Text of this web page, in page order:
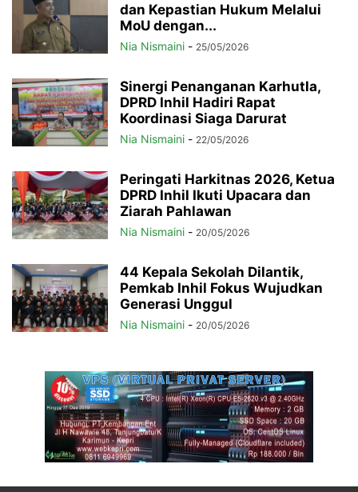
dan Kepastian Hukum Melalui
MoU dengan...
Nia Nismaini - 25/05/2026
Sinergi Penanganan Karhutla,
DPRD Inhil Hadiri Rapat
Koordinasi Siaga Darurat
Nia Nismaini - 22/05/2026
Peringati Harkitnas 2026, Ketua
DPRD Inhil Ikuti Upacara dan
Ziarah Pahlawan
Nia Nismaini - 20/05/2026
44 Kepala Sekolah Dilantik,
Pemkab Inhil Fokus Wujudkan
Generasi Unggul
Nia Nismaini - 20/05/2026